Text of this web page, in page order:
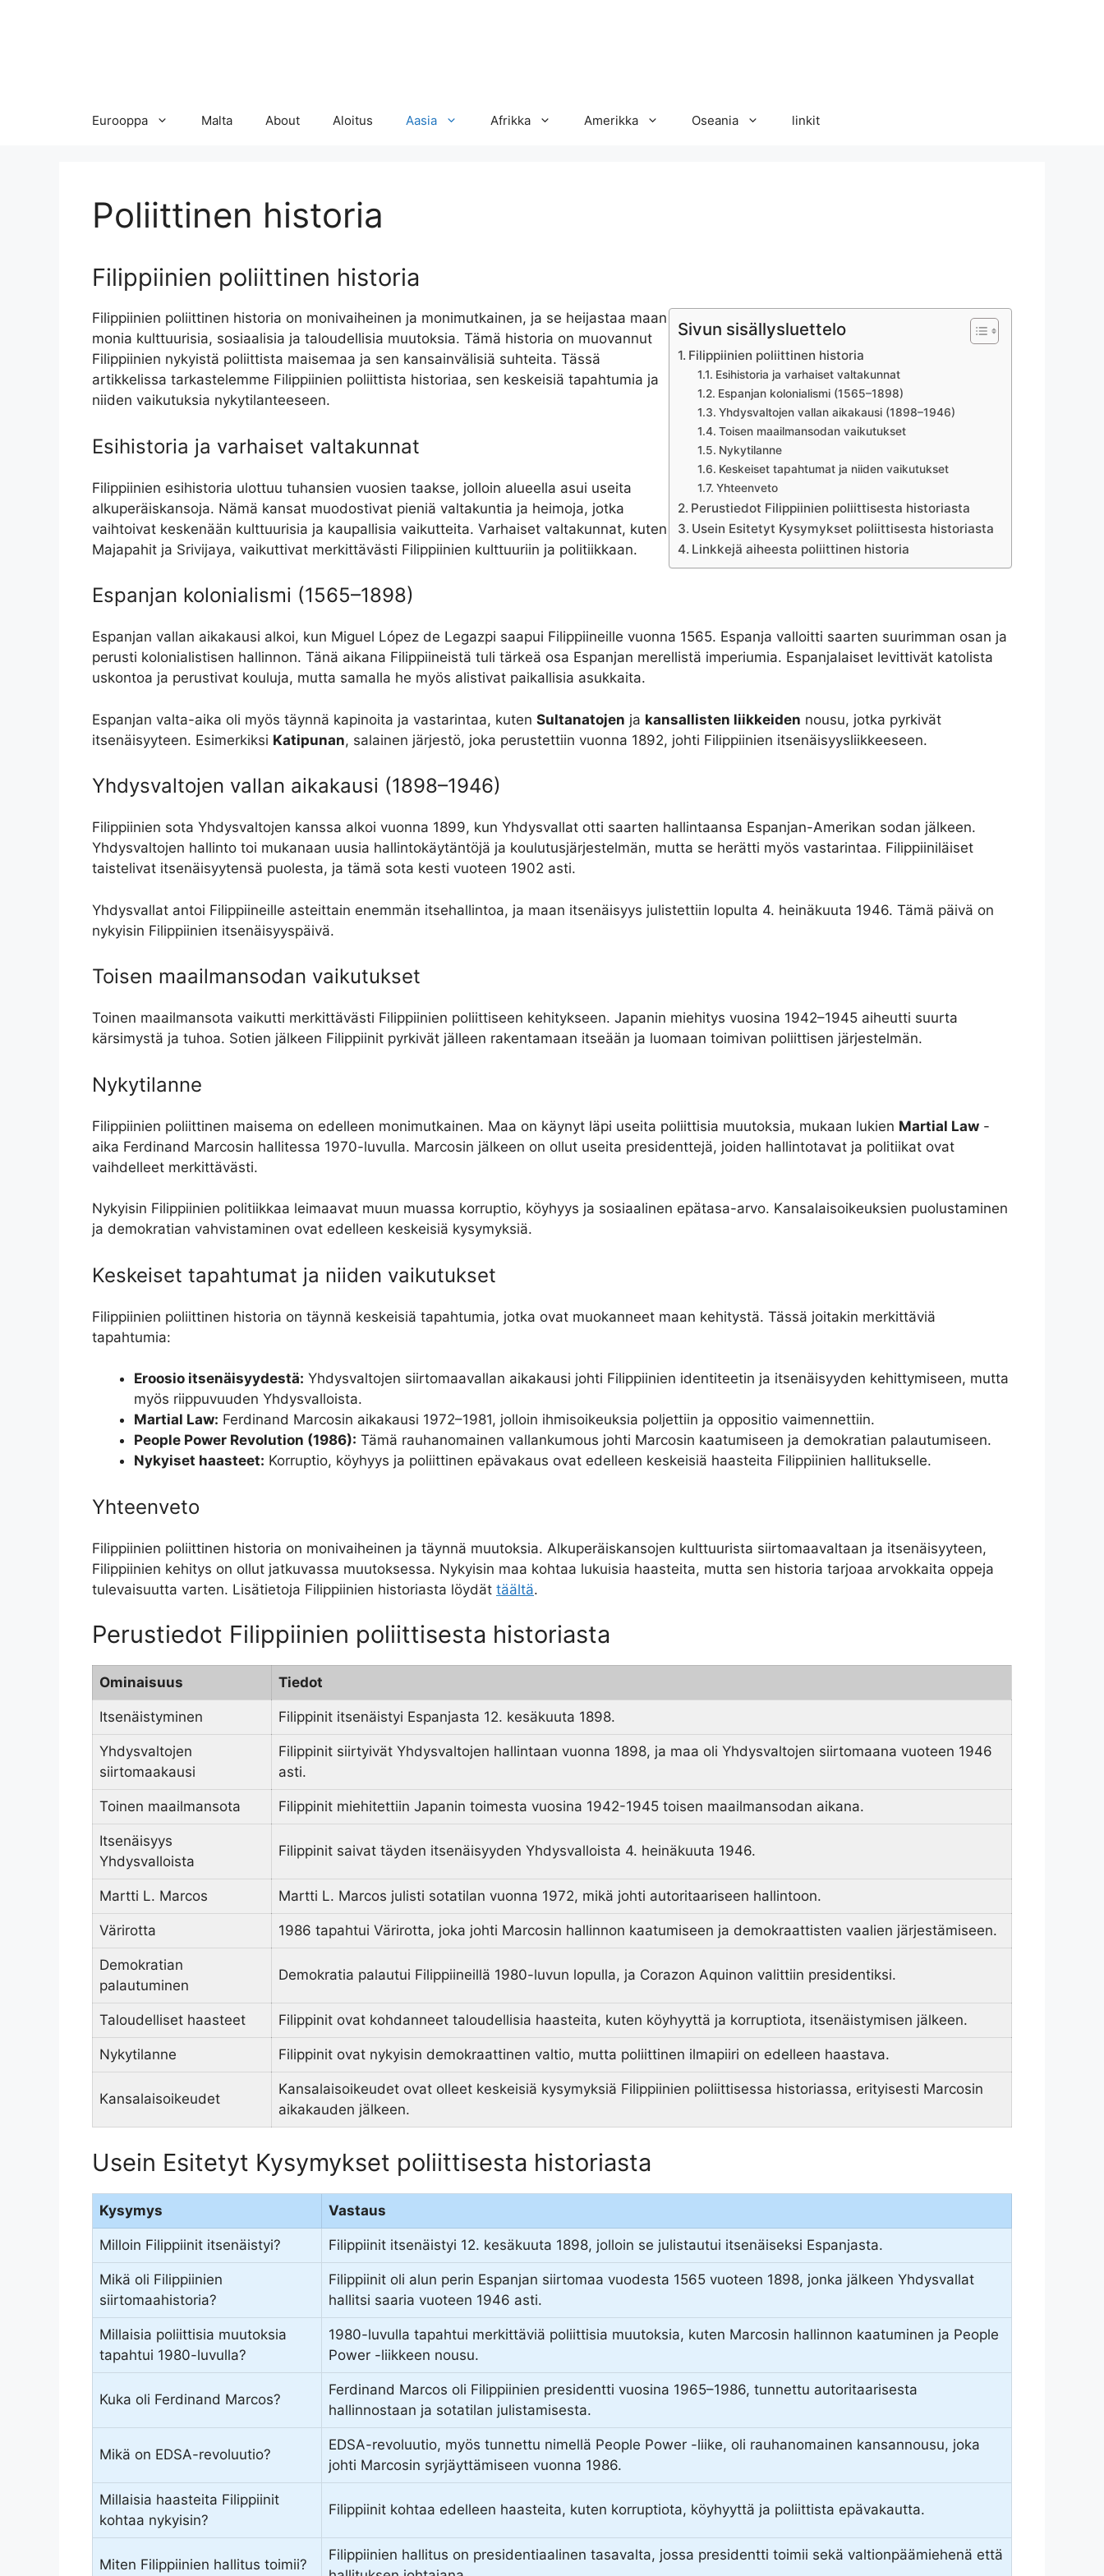
Eurooppa Malta About Aloitus Aasia Afrikka Amerikka Oseania linkit
Poliittinen historia
Filippiinien poliittinen historia
Sivun sisällysluettelo
Filippiinien poliittinen historia
Esihistoria ja varhaiset valtakunnat
Espanjan kolonialismi (1565–1898)
Yhdysvaltojen vallan aikakausi (1898–1946)
Toisen maailmansodan vaikutukset
Nykytilanne
Keskeiset tapahtumat ja niiden vaikutukset
Yhteenveto
Perustiedot Filippiinien poliittisesta historiasta
Usein Esitetyt Kysymykset poliittisesta historiasta
Linkkejä aiheesta poliittinen historia
Filippiinien poliittinen historia on monivaiheinen ja monimutkainen, ja se heijastaa maan
monia kulttuurisia, sosiaalisia ja taloudellisia muutoksia. Tämä historia on muovannut
Filippiinien nykyistä poliittista maisemaa ja sen kansainvälisiä suhteita. Tässä
artikkelissa tarkastelemme Filippiinien poliittista historiaa, sen keskeisiä tapahtumia ja
niiden vaikutuksia nykytilanteeseen.
Esihistoria ja varhaiset valtakunnat
Filippiinien esihistoria ulottuu tuhansien vuosien taakse, jolloin alueella asui useita
alkuperäiskansoja. Nämä kansat muodostivat pieniä valtakuntia ja heimoja, jotka
vaihtoivat keskenään kulttuurisia ja kaupallisia vaikutteita. Varhaiset valtakunnat, kuten
Majapahit ja Srivijaya, vaikuttivat merkittävästi Filippiinien kulttuuriin ja politiikkaan.
Espanjan kolonialismi (1565–1898)
Espanjan vallan aikakausi alkoi, kun Miguel López de Legazpi saapui Filippiineille vuonna 1565. Espanja valloitti saarten suurimman osan ja
perusti kolonialistisen hallinnon. Tänä aikana Filippiineistä tuli tärkeä osa Espanjan merellistä imperiumia. Espanjalaiset levittivät katolista
uskontoa ja perustivat kouluja, mutta samalla he myös alistivat paikallisia asukkaita.
Espanjan valta-aika oli myös täynnä kapinoita ja vastarintaa, kuten Sultanatojen ja kansallisten liikkeiden nousu, jotka pyrkivät
itsenäisyyteen. Esimerkiksi Katipunan, salainen järjestö, joka perustettiin vuonna 1892, johti Filippiinien itsenäisyysliikkeeseen.
Yhdysvaltojen vallan aikakausi (1898–1946)
Filippiinien sota Yhdysvaltojen kanssa alkoi vuonna 1899, kun Yhdysvallat otti saarten hallintaansa Espanjan-Amerikan sodan jälkeen.
Yhdysvaltojen hallinto toi mukanaan uusia hallintokäytäntöjä ja koulutusjärjestelmän, mutta se herätti myös vastarintaa. Filippiiniläiset
taistelivat itsenäisyytensä puolesta, ja tämä sota kesti vuoteen 1902 asti.
Yhdysvallat antoi Filippiineille asteittain enemmän itsehallintoa, ja maan itsenäisyys julistettiin lopulta 4. heinäkuuta 1946. Tämä päivä on
nykyisin Filippiinien itsenäisyyspäivä.
Toisen maailmansodan vaikutukset
Toinen maailmansota vaikutti merkittävästi Filippiinien poliittiseen kehitykseen. Japanin miehitys vuosina 1942–1945 aiheutti suurta
kärsimystä ja tuhoa. Sotien jälkeen Filippiinit pyrkivät jälleen rakentamaan itseään ja luomaan toimivan poliittisen järjestelmän.
Nykytilanne
Filippiinien poliittinen maisema on edelleen monimutkainen. Maa on käynyt läpi useita poliittisia muutoksia, mukaan lukien Martial Law -
aika Ferdinand Marcosin hallitessa 1970-luvulla. Marcosin jälkeen on ollut useita presidenttejä, joiden hallintotavat ja politiikat ovat
vaihdelleet merkittävästi.
Nykyisin Filippiinien politiikkaa leimaavat muun muassa korruptio, köyhyys ja sosiaalinen epätasa-arvo. Kansalaisoikeuksien puolustaminen
ja demokratian vahvistaminen ovat edelleen keskeisiä kysymyksiä.
Keskeiset tapahtumat ja niiden vaikutukset
Filippiinien poliittinen historia on täynnä keskeisiä tapahtumia, jotka ovat muokanneet maan kehitystä. Tässä joitakin merkittäviä
tapahtumia:
Eroosio itsenäisyydestä: Yhdysvaltojen siirtomaavallan aikakausi johti Filippiinien identiteetin ja itsenäisyyden kehittymiseen, mutta
myös riippuvuuden Yhdysvalloista.
Martial Law: Ferdinand Marcosin aikakausi 1972–1981, jolloin ihmisoikeuksia poljettiin ja oppositio vaimennettiin.
People Power Revolution (1986): Tämä rauhanomainen vallankumous johti Marcosin kaatumiseen ja demokratian palautumiseen.
Nykyiset haasteet: Korruptio, köyhyys ja poliittinen epävakaus ovat edelleen keskeisiä haasteita Filippiinien hallitukselle.
Yhteenveto
Filippiinien poliittinen historia on monivaiheinen ja täynnä muutoksia. Alkuperäiskansojen kulttuurista siirtomaavaltaan ja itsenäisyyteen,
Filippiinien kehitys on ollut jatkuvassa muutoksessa. Nykyisin maa kohtaa lukuisia haasteita, mutta sen historia tarjoaa arvokkaita oppeja
tulevaisuutta varten. Lisätietoja Filippiinien historiasta löydät täältä.
Perustiedot Filippiinien poliittisesta historiasta
Ominaisuus Tiedot
Itsenäistyminen Filippinit itsenäistyi Espanjasta 12. kesäkuuta 1898.
Yhdysvaltojen
siirtomaakausi
Filippinit siirtyivät Yhdysvaltojen hallintaan vuonna 1898, ja maa oli Yhdysvaltojen siirtomaana vuoteen 1946
asti.
Toinen maailmansota Filippinit miehitettiin Japanin toimesta vuosina 1942-1945 toisen maailmansodan aikana.
Itsenäisyys
Yhdysvalloista
Filippinit saivat täyden itsenäisyyden Yhdysvalloista 4. heinäkuuta 1946.
Martti L. Marcos Martti L. Marcos julisti sotatilan vuonna 1972, mikä johti autoritaariseen hallintoon.
Värirotta 1986 tapahtui Värirotta, joka johti Marcosin hallinnon kaatumiseen ja demokraattisten vaalien järjestämiseen.
Demokratian
palautuminen
Demokratia palautui Filippiineillä 1980-luvun lopulla, ja Corazon Aquinon valittiin presidentiksi.
Taloudelliset haasteet Filippinit ovat kohdanneet taloudellisia haasteita, kuten köyhyyttä ja korruptiota, itsenäistymisen jälkeen.
Nykytilanne Filippinit ovat nykyisin demokraattinen valtio, mutta poliittinen ilmapiiri on edelleen haastava.
Kansalaisoikeudet
Kansalaisoikeudet ovat olleet keskeisiä kysymyksiä Filippiinien poliittisessa historiassa, erityisesti Marcosin
aikakauden jälkeen.
Usein Esitetyt Kysymykset poliittisesta historiasta
Kysymys Vastaus
Milloin Filippiinit itsenäistyi? Filippiinit itsenäistyi 12. kesäkuuta 1898, jolloin se julistautui itsenäiseksi Espanjasta.
Mikä oli Filippiinien
siirtomaahistoria?
Filippiinit oli alun perin Espanjan siirtomaa vuodesta 1565 vuoteen 1898, jonka jälkeen Yhdysvallat
hallitsi saaria vuoteen 1946 asti.
Millaisia poliittisia muutoksia
tapahtui 1980-luvulla?
1980-luvulla tapahtui merkittäviä poliittisia muutoksia, kuten Marcosin hallinnon kaatuminen ja People
Power -liikkeen nousu.
Kuka oli Ferdinand Marcos?
Ferdinand Marcos oli Filippiinien presidentti vuosina 1965–1986, tunnettu autoritaarisesta
hallinnostaan ja sotatilan julistamisesta.
Mikä on EDSA-revoluutio?
EDSA-revoluutio, myös tunnettu nimellä People Power -liike, oli rauhanomainen kansannousu, joka
johti Marcosin syrjäyttämiseen vuonna 1986.
Millaisia haasteita Filippiinit
kohtaa nykyisin?
Filippiinit kohtaa edelleen haasteita, kuten korruptiota, köyhyyttä ja poliittista epävakautta.
Miten Filippiinien hallitus toimii?
Filippiinien hallitus on presidentiaalinen tasavalta, jossa presidentti toimii sekä valtionpäämiehenä että